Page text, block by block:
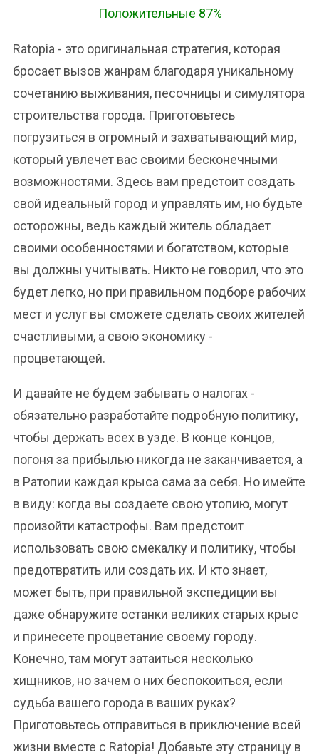
Положительные 87%
Ratopia - это оригинальная стратегия, которая
бросает вызов жанрам благодаря уникальному
сочетанию выживания, песочницы и симулятора
строительства города. Приготовьтесь
погрузиться в огромный и захватывающий мир,
который увлечет вас своими бесконечными
возможностями. Здесь вам предстоит создать
свой идеальный город и управлять им, но будьте
осторожны, ведь каждый житель обладает
своими особенностями и богатством, которые
вы должны учитывать. Никто не говорил, что это
будет легко, но при правильном подборе рабочих
мест и услуг вы сможете сделать своих жителей
счастливыми, а свою экономику -
процветающей.
И давайте не будем забывать о налогах -
обязательно разработайте подробную политику,
чтобы держать всех в узде. В конце концов,
погоня за прибылью никогда не заканчивается, а
в Ратопии каждая крыса сама за себя. Но имейте
в виду: когда вы создаете свою утопию, могут
произойти катастрофы. Вам предстоит
использовать свою смекалку и политику, чтобы
предотвратить или создать их. И кто знает,
может быть, при правильной экспедиции вы
даже обнаружите останки великих старых крыс
и принесете процветание своему городу.
Конечно, там могут затаиться несколько
хищников, но зачем о них беспокоиться, если
судьба вашего города в ваших руках?
Приготовьтесь отправиться в приключение всей
жизни вместе с Ratopia! Добавьте эту страницу в